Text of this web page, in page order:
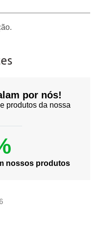
por nós!
produtos da nossa
nossos produtos